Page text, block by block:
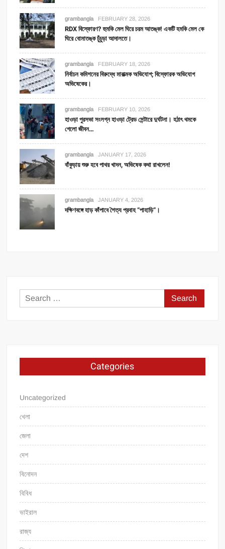
grambangla FEBRUARY 28, 2026
RDX বিস্ফোরণ? হুমকি মেল ঘিরে চরম আতঙ্ক! একটি হমকি মেল কে
ঘিরে বোমাতঙ্ক চুঁচুড়া আদালতে।
grambangla FEBRUARY 18, 2026
নির্বাচন কমিশনের বিরুদ্ধে মারাত্মক অভিযোগ; বিস্ফোরক অভিযোগ
অভিষেকের।
grambangla FEBRUARY 10, 2026
হাওড়া পুরসভা সংলগ্ন হাওড়া ট্রেড সেন্টারে দুর্ঘটনা। হঠাৎ থমকে
গেলো জীবন…
grambangla JANUARY 17, 2026
বাঁকুড়ায় শুরু হবে পাথর খাদন, অভিষেক কথা রাখলেন!
grambangla JANUARY 4, 2026
দক্ষিণবঙ্গে হাড় কাঁপাবে শৈত্য প্রবাহ “পাহাড়ি”।
Search
for:
Categories
Uncategorized
খেলা
জেলা
দেশ
বিনোদন
বিবিধ
ভাইরাল
রাজ্য